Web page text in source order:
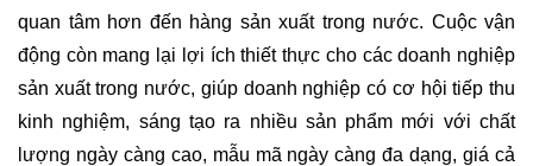
quan tâm hơn đến hàng sản xuất trong nước. Cuộc vận
động còn mang lại lợi ích thiết thực cho các doanh nghiệp
sản xuất trong nước, giúp doanh nghiệp có cơ hội tiếp thu
kinh nghiệm, sáng tạo ra nhiều sản phẩm mới với chất
lượng ngày càng cao, mẫu mã ngày càng đa dạng, giá cả